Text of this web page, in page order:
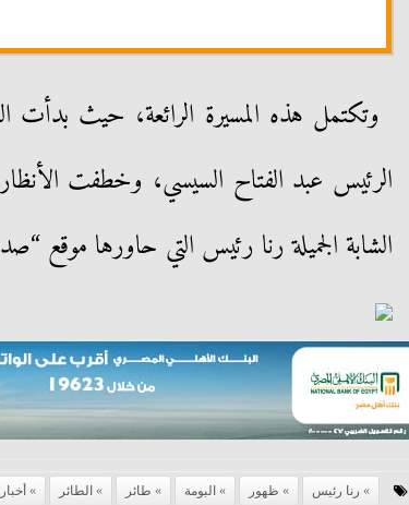
وتكتمل هذه المسيرة الرائعة، حيث بدأت
الرئيس عبد الفتاح السيسي، وخطفت
الشابة الجميلة رنا رئيس التي حاورها موقع
رنا رئيس ظهور البومة طائر الطائر أخبار